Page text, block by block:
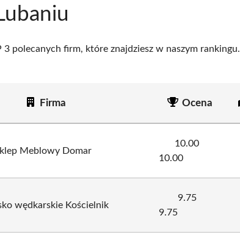
3 polecanych firm, które znajdziesz w naszym rankingu.
Firma Ocena
Meblowy Domar
10.00
10.00
wędkarskie Kościelnik
9.75
9.75